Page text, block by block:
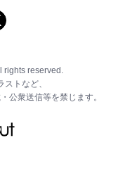
rights reserved.
トなど、
公衆送信等を禁じます。